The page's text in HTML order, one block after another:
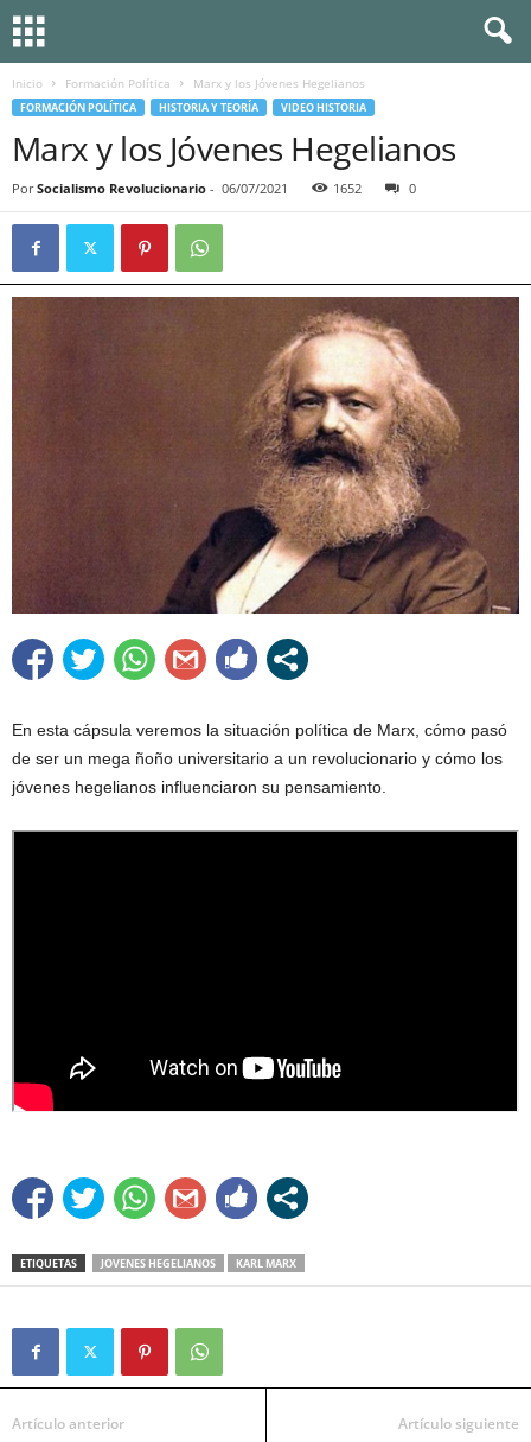
Inicio Formación Política Marx y los Jóvenes Hegelianos
FORMACIÓN POLÍTICA HISTORIA Y TEORÍA VIDEO HISTORIA
Marx y los Jóvenes Hegelianos
Por Socialismo Revolucionario - 06/07/2021 1652 0
En esta cápsula veremos la situación política de Marx, cómo pasó
de ser un mega ñoño universitario a un revolucionario y cómo los
jóvenes hegelianos influenciaron su pensamiento.
ETIQUETAS JOVENES HEGELIANOS KARL MARX
Artículo anterior Artículo siguiente